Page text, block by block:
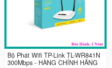
Bộ Phát Wifi TP-Link TL-WR841N
300Mbps - HÀNG CHÍNH HÃNG